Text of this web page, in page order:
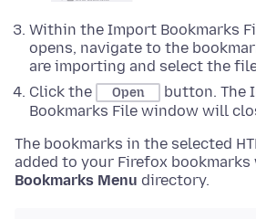
Within the Import Bookmarks
opens, navigate to the
are importing and select the
Click the
Open
button. The
Bookmarks File window will
The bookmarks in the selected
added to your Firefox
Bookmarks Menu directory.